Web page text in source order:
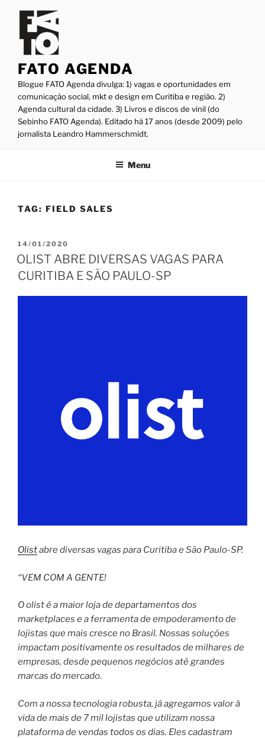
conteúdo
FATO AGENDA
Blogue FATO Agenda divulga: 1) vagas e oportunidades em
comunicação social, mkt e design em Curitiba e região. 2)
Agenda cultural da cidade. 3) Livros e discos de vinil (do
Sebinho FATO Agenda). Editado há 17 anos (desde 2009) pelo
jornalista Leandro Hammerschmidt.
Menu
TAG: FIELD SALES
PUBLICADO
EM
14/01/2020
OLIST ABRE DIVERSAS VAGAS PARA
CURITIBA E SÃO PAULO-SP
Olistabre diversas vagas para Curitiba e São Paulo-SP.
“VEM COM A GENTE!
O olist é a maior loja de departamentos dos
marketplaces e a ferramenta de empoderamento de
lojistas que mais cresce no Brasil. Nossas soluções
impactam positivamente os resultados de milhares de
empresas, desde pequenos negócios até grandes
marcas do mercado.
Com a nossa tecnologia robusta, já agregamos valor à
vida de mais de 7 mil lojistas que utilizam nossa
plataforma de vendas todos os dias. Eles cadastram